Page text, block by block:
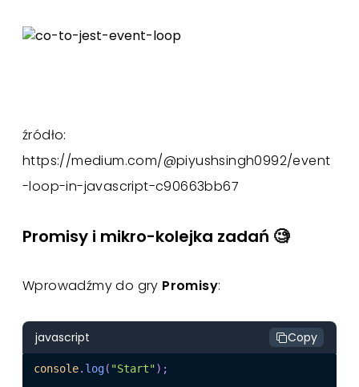
źródło:
https://medium.com/@piyushsingh0992/event
-loop-in-javascript-c90663bb67
Promisy i mikro-kolejka zadań 🧐
Wprowadźmy do gry Promisy:
javascript Copy
console. log( "Start") ;